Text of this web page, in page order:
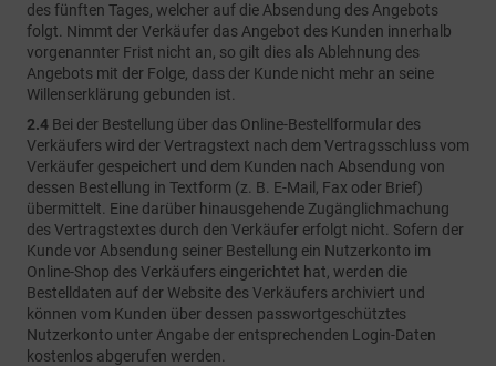
des fünften Tages, welcher auf die Absendung des Angebots
folgt. Nimmt der Verkäufer das Angebot des Kunden innerhalb
vorgenannter Frist nicht an, so gilt dies als Ablehnung des
Angebots mit der Folge, dass der Kunde nicht mehr an seine
Willenserklärung gebunden ist.
2.4 Bei der Bestellung über das Online-Bestellformular des
Verkäufers wird der Vertragstext nach dem Vertragsschluss vom
Verkäufer gespeichert und dem Kunden nach Absendung von
dessen Bestellung in Textform (z. B. E-Mail, Fax oder Brief)
übermittelt. Eine darüber hinausgehende Zugänglichmachung
des Vertragstextes durch den Verkäufer erfolgt nicht. Sofern der
Kunde vor Absendung seiner Bestellung ein Nutzerkonto im
Online-Shop des Verkäufers eingerichtet hat, werden die
Bestelldaten auf der Website des Verkäufers archiviert und
können vom Kunden über dessen passwortgeschütztes
Nutzerkonto unter Angabe der entsprechenden Login-Daten
kostenlos abgerufen werden.